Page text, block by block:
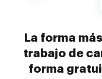
La forma
trabajo de
forma